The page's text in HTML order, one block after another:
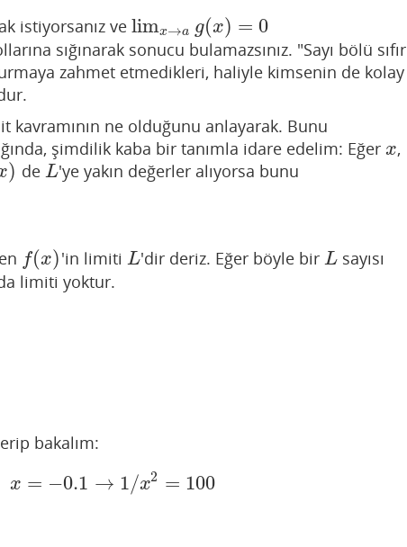
istiyorsanız ve limx→a g(x) = 0
limx→a g(x)=0
sığınarak sonucu bulamazsınız. "Sayı bölü sıfır
zahmet etmedikleri, haliyle kimsenin de kolay
kavramının ne olduğunu anlayarak. Bunu
şimdilik kaba bir tanımla idare edelim: Eğer x
x ,
) de L
L 'ye yakın değerler alıyorsa bunu
f(x)
f(x) 'in limiti L
L 'dir deriz. Eğer böyle bir L
L sayısı
limiti yoktur.
bakalım:
x = −0.1 → 1/x2 = 100
−0.1→1/x2 =100